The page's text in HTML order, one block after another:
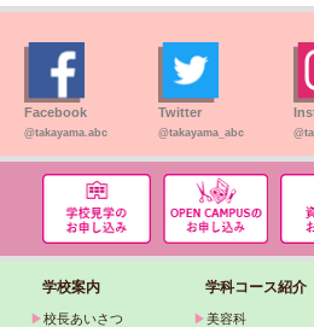
Facebook
@takayama.abc
Twitter
@takayama_abc
学校案内 学科コース紹介
▶校長あいさつ ▶美容科